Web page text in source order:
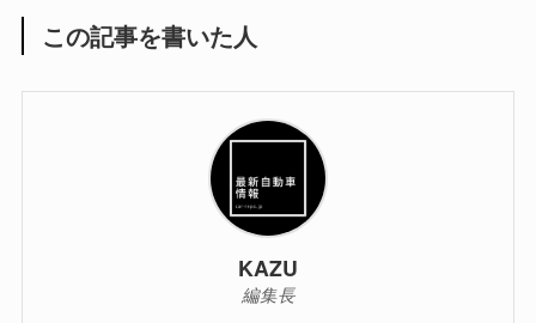
この記事を書いた人
KAZU
編集長